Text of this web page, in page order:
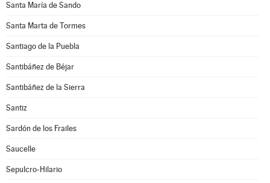
Santa María de Sando
Santa Marta de Tormes
Santiago de la Puebla
Santibáñez de Béjar
Santibáñez de la Sierra
Santiz
Sardón de los Frailes
Saucelle
Sepulcro-Hilario